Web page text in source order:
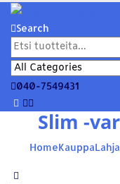
Search
040-7549431
Slim -
HomeKauppa